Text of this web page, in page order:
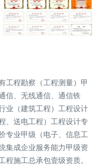
工程勘察（工程测量）甲
信、无线通信、通信铁
业（建筑工程）工程设计
、送电工程）工程设计专
专业甲级（电子、信息工
集成企业服务能力甲级资
施工总承包壹级资质。